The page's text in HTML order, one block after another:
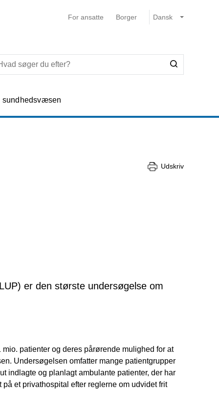
For ansatte Borger
sundhedsvæsen
Udskriv
er den største undersøgelse om
patienter og deres pårørende mulighed for at
Undersøgelsen omfatter mange patientgrupper
indlagte og planlagt ambulante patienter, der har
et privathospital efter reglerne om udvidet frit